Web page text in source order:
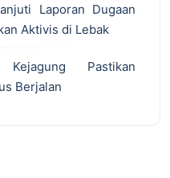
Laporan Dugaan
Aktivis di Lebak
Pastikan
Berjalan